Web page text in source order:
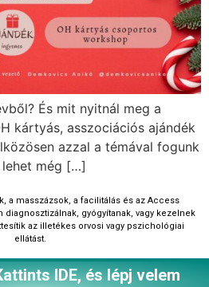
És mit nyitnál meg a
kártyás, asszociációs ajándék
azzal a témával fogunk
még […]
a masszázsok, a facilitálás és az Access
gyógyítanak, vagy kezelnek
az illetékes orvosi vagy pszichológiai
ellátást.
IDE, és lépj velem